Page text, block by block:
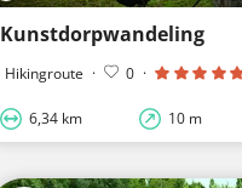
Kunstdorpwandeling
Hikingroute · 0 ·
6,34 km 10 m